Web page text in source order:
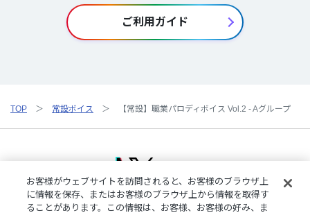
ご利用ガイド
TOP 常設ボイス 【常設】職業パロディボイス Vol.2 - Aグループ
お客様がウェブサイトを訪問されると、お客様のブラウザ上
に情報を保存、またはお客様のブラウザ上から情報を取得す
ることがあります。この情報は、お客様、お客様の好み、ま